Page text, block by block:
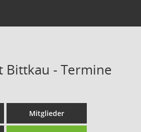
Bittkau - Termine
Mitglieder